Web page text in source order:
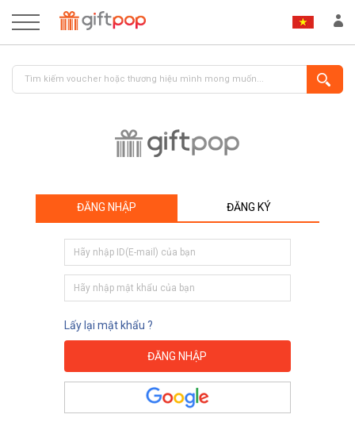
ĐĂNG NHẬP ĐĂNG KÝ
Lấy lại mật khẩu ?